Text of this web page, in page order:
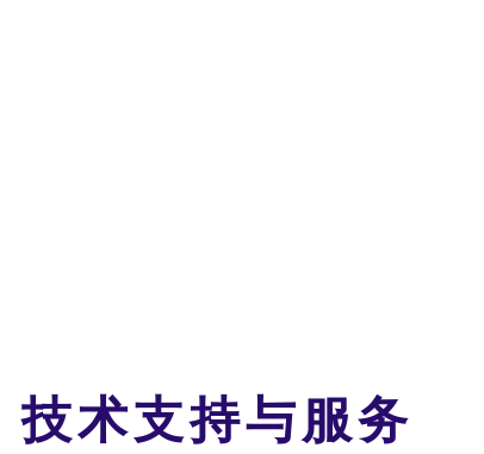
技术支持与服务